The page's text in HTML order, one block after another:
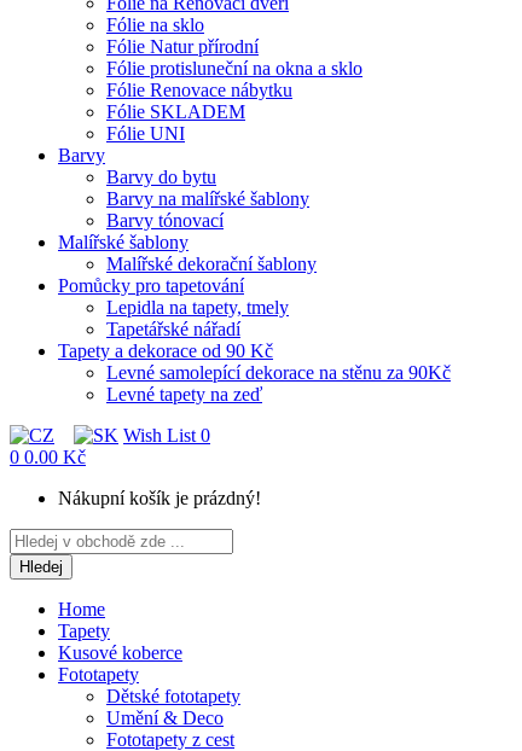
Fólie na sklo
Fólie Natur přírodní
Fólie protisluneční na okna a sklo
Fólie Renovace nábytku
Fólie SKLADEM
Fólie UNI
Barvy
Barvy do bytu
Barvy na malířské šablony
Barvy tónovací
Malířské šablony
Malířské dekorační šablony
Pomůcky pro tapetování
Lepidla na tapety, tmely
Tapetářské nářadí
Tapety a dekorace od 90 Kč
Levné samolepící dekorace na stěnu za 90Kč
Levné tapety na zeď
Wish List 0
0 0.00 Kč
Nákupní košík je prázdný!
Hledej
Home
Tapety
Kusové koberce
Fototapety
Dětské fototapety
Umění & Deco
Fototapety z cest